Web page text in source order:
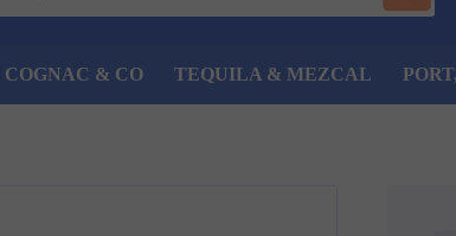
COGNAC & CO TEQUILA & MEZCAL